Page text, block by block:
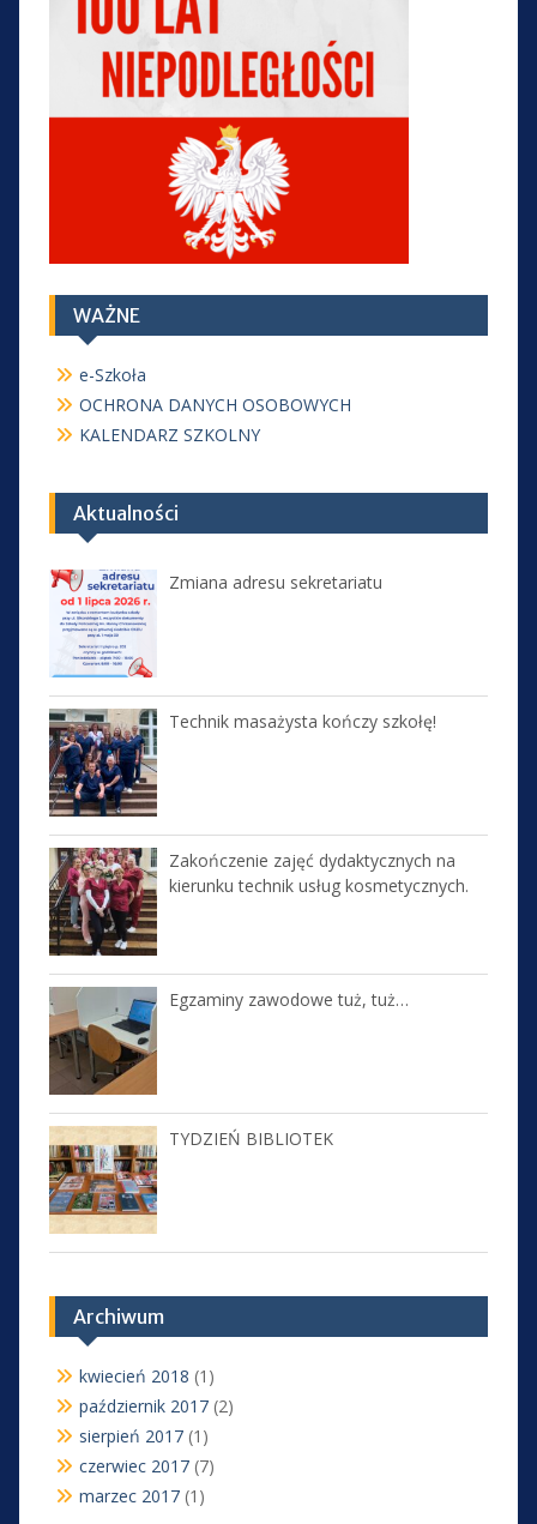
WAŻNE
e-Szkoła
OCHRONA DANYCH OSOBOWYCH
KALENDARZ SZKOLNY
Aktualności
Zmiana adresu sekretariatu
Technik masażysta kończy szkołę!
Zakończenie zajęć dydaktycznych na
kierunku technik usług kosmetycznych.
Egzaminy zawodowe tuż, tuż…
TYDZIEŃ BIBLIOTEK
Archiwum
kwiecień 2018 (1)
październik 2017(2)
sierpień 2017(1)
czerwiec 2017(7)
marzec 2017(1)